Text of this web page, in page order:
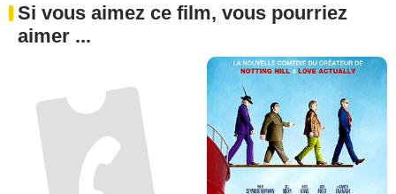
Si vous aimez ce film, vous pourriez
aimer ...